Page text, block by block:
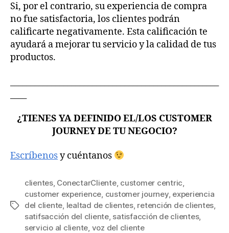
Si, por el contrario, su experiencia de compra
no fue satisfactoria, los clientes podrán
calificarte negativamente. Esta calificación te
ayudará a mejorar tu servicio y la calidad de tus
productos.
¿TIENES YA DEFINIDO EL/LOS CUSTOMER
JOURNEY DE TU NEGOCIO?
Escríbenosy cuéntanos
clientes, ConectarCliente, customer centric
customer experience customer journey, experiencia
del cliente lealtad de clientes, retención de clientes
satifsacción del cliente, satisfacción de clientes,
servicio al cliente voz del cliente